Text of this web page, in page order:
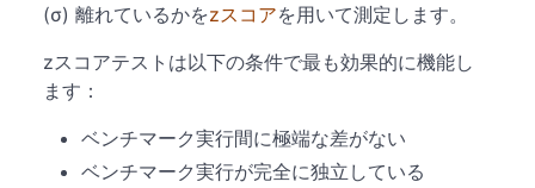
(σ) 離れているかをzスコアを用いて測定します。
zスコアテストは以下の条件で最も効果的に機能し
ます：
ベンチマーク実行間に極端な差がない
ベンチマーク実行が完全に独立している